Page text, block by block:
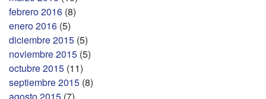
febrero 2016 (8)
enero 2016 (5)
diciembre 2015 (5)
noviembre 2015 (5)
octubre 2015 (11)
septiembre 2015 (8)